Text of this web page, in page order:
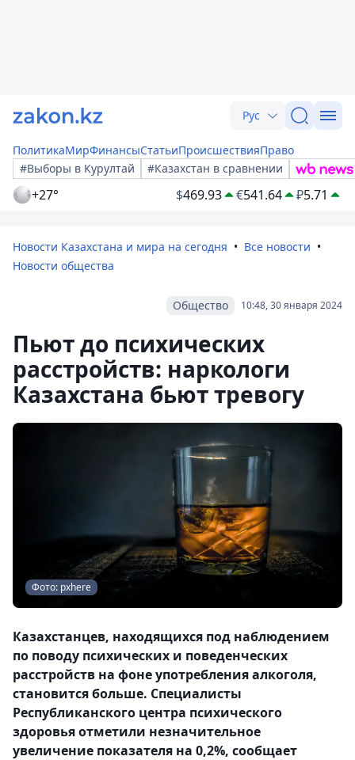
Рус
ПолитикаМирФинансыСтатьиПроисшествияПраво
#Выборы в Курултай
#Казахстан в сравнении
+27° $469.93 €541.64 ₽5.71
Новости Казахстана и мира на сегодня
Все новости
Новости общества
10:48, 30 января 2024
Общество
Пьют до психических
расстройств: наркологи
Казахстана бьют тревогу
Фото: pxhere
Казахстанцев, находящихся под наблюдением
по поводу психических и поведенческих
расстройств на фоне употребления алкоголя,
становится больше. Специалисты
Республиканского центра психического
здоровья отметили незначительное
увеличение показателя на 0,2%, сообщает